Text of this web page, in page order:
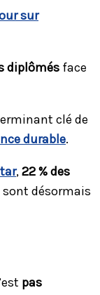
sur
diplômés face
clé de
durable.
,22 % des
désormais
pas